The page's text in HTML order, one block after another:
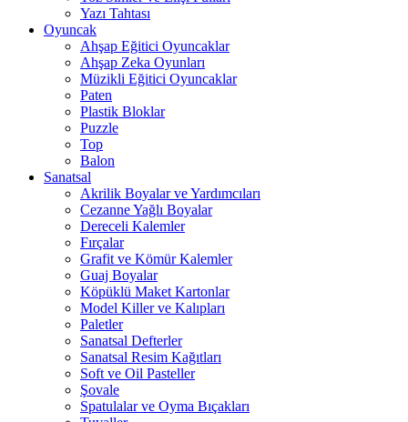
Yazı Tahtası
Oyuncak
Ahşap Eğitici Oyuncaklar
Ahşap Zeka Oyunları
Müzikli Eğitici Oyuncaklar
Paten
Plastik Bloklar
Puzzle
Top
Balon
Sanatsal
Akrilik Boyalar ve Yardımcıları
Cezanne Yağlı Boyalar
Dereceli Kalemler
Fırçalar
Grafit ve Kömür Kalemler
Guaj Boyalar
Köpüklü Maket Kartonlar
Model Killer ve Kalıpları
Paletler
Sanatsal Defterler
Sanatsal Resim Kağıtları
Soft ve Oil Pasteller
Şovale
Spatulalar ve Oyma Bıçakları